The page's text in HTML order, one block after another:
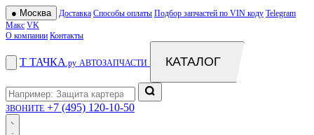
● Москва Доставка Способы оплаты Подбор запчастей по VIN коду Telegram
Макс VK
О компании Контакты
Т ТАЧКА .ру АВТОЗАПЧАСТИ КАТАЛОГ
ЗВОНИТЕ +7 (495) 120-10-50